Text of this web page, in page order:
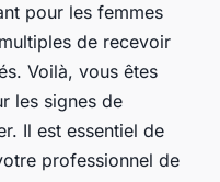
pour les femmes
de recevoir
Voilà, vous êtes
les signes de
Il est essentiel de
professionnel de